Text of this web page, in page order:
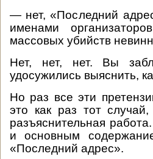
— нет, «Последний
именами
массовых убийств
Нет, нет, нет. Вы
удосужились выяснить,
Но раз все эти
это как раз тот случай,
разъяснительная
и основным
«Последний адрес».